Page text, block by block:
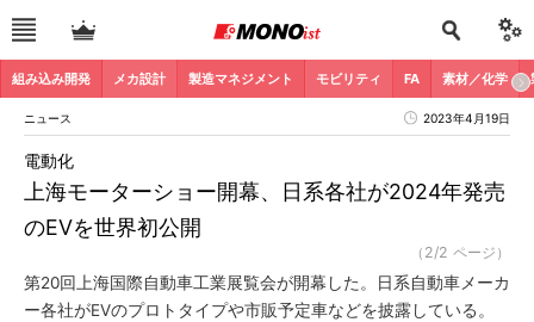
組み込み開発 メカ設計 製造マネジメント モビリティ FA 素材／化学
ニュース 2023年4月19日
上海モーターショー開幕、日系各社が2024年発売
のEVを世界初公開
電動化
（2/2 ページ）
第20回上海国際自動車工業展覧会が開幕した。日系自動車メーカ
ー各社がEVのプロトタイプや市販予定車などを披露している。